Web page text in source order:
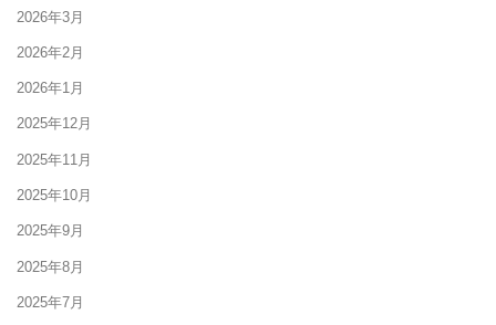
2026年3月
2026年2月
2026年1月
2025年12月
2025年11月
2025年10月
2025年9月
2025年8月
2025年7月